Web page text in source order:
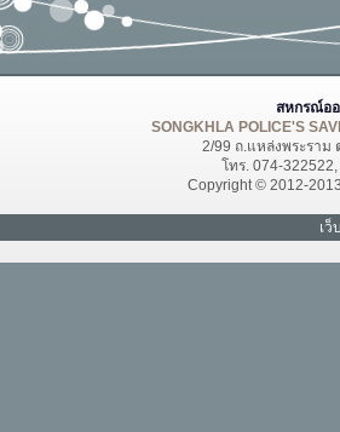
สหกรณ์อ
SONGKHLA POLICE'S
2/99 ถ.แหล่งพระราม
โทร. 074-
Copyright © 2012-
เ